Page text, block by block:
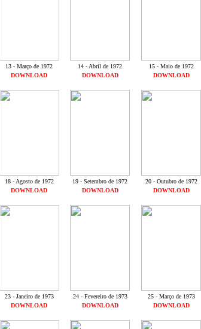
13 - Março de 1972 14 - Abril de 1972
15 - Maio de 1972
DOWNLOAD DOWNLOAD DOWNLOAD
18 - Agosto de 1972 19 - Setembro de 1972
20 - Outubro de 1972
DOWNLOAD DOWNLOAD DOWNLOAD
23 - Janeiro de 1973 24 - Fevereiro de 1973
25 - Março de 1973
DOWNLOAD DOWNLOAD DOWNLOAD